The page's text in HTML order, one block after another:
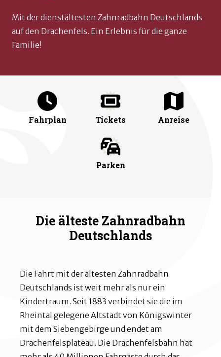
Mit der dienstältesten Zahnradbahn Deutschlands
auf den Drachenfels. Ein Erlebnis für die ganze
Familie!
Fahrplan Tickets Anreise
Parken
Die älteste Zahnradbahn
Deutschlands
Die Fahrt mit der ältesten Zahnradbahn
Deutschlands ist weit mehr als nur ein
Kindertraum. Seit 1883 verbindet sie die im
Rheintal gelegene Altstadt von Königswinter
mit dem Siebengebirge und endet am
Drachenfelsplateau. Die Drachenfelsbahn hat